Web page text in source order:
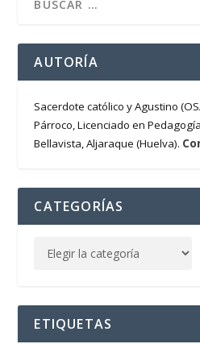
AUTORÍA
Sacerdote católico y Agustino
Párroco, Licenciado en
Bellavista, Aljaraque (Huelva).
CATEGORÍAS
ETIQUETAS